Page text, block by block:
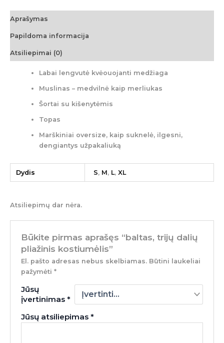
Aprašymas
Papildoma informacija
Atsiliepimai (0)
Labai lengvutė kvėouojanti medžiaga
Muslinas – medvilnė kaip merliukas
Šortai su kišenytėmis
Topas
Marškiniai oversize, kaip suknelė, ilgesni,
dengiantys užpakaliuką
Dydis S, M, L,XL
Atsiliepimų dar nėra.
Būkite pirmas aprašęs “baltas, trijų dalių
pliažinis kostiumėlis”
El. pašto adresas nebus skelbiamas. Būtini laukeliai
pažymėti*
Jūsų
įvertinimas*
Jūsų atsiliepimas*